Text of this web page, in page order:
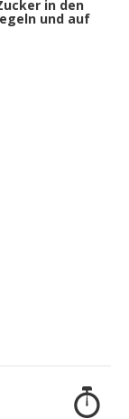
in den
und auf